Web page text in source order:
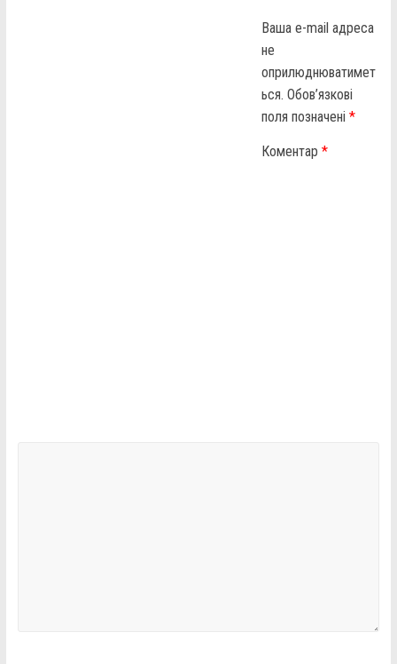
Ваша e-mail адреса
не
оприлюднюватимет
ься. Обов’язкові
поля позначені*
Коментар*